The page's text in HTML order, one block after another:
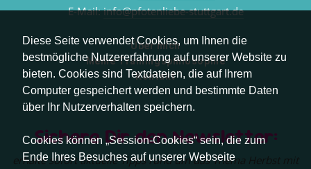
Diese Seite verwendet Cookies, um Ihnen die
bestmögliche Nutzererfahrung auf unserer Website zu
bieten. Cookies sind Textdateien, die auf Ihrem
Computer gespeichert werden und bestimmte Daten
über Ihr Nutzerverhalten speichern.
Cookies können „Session-Cookies“ sein, die zum
Ende Ihres Besuches auf unserer Webseite
E-Mail:info@pfotenliebe-stuttgart.de
Über mich
Meine Trainingsphilosophie
Kontakt
Sichere Dir den Newsletter:
erhalte sofort aktuelle Tipps rund um das Thema Herbst mit